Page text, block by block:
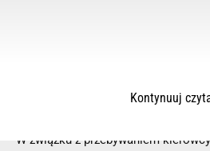
Kierujący opuścił pojazd przed
W związku z przebywaniem
Kontynuuj